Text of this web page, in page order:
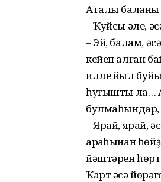
Аталы баланы
– Ҡуйсы әле,
– Эй, балам,
кейеп алған
илле йыл буйы
һуғышты ла…
булмаһындар,
– Ярай, ярай,
арҡаһынан
йәштәрен
Ҡарт әсә